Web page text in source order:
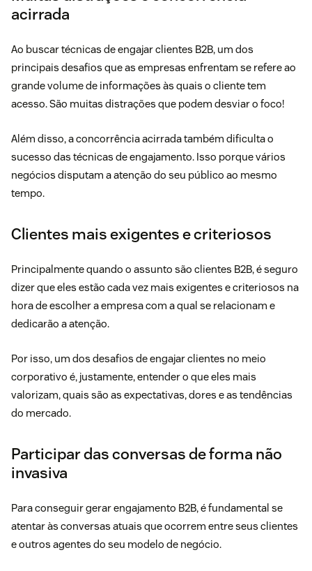
acirrada
Ao buscar técnicas de engajar clientes B2B, um dos
principais desafios que as empresas enfrentam se refere ao
grande volume de informações às quais o cliente tem
acesso. São muitas distrações que podem desviar o foco!
Além disso, a concorrência acirrada também dificulta o
sucesso das técnicas de engajamento. Isso porque vários
negócios disputam a atenção do seu público ao mesmo
tempo.
Clientes mais exigentes e criteriosos
Principalmente quando o assunto são clientes B2B, é seguro
dizer que eles estão cada vez mais exigentes e criteriosos na
hora de escolher a empresa com a qual se relacionam e
dedicarão a atenção.
Por isso, um dos desafios de engajar clientes no meio
corporativo é, justamente, entender o que eles mais
valorizam, quais são as expectativas, dores e as tendências
do mercado.
Participar das conversas de forma não
invasiva
Para conseguir gerar engajamento B2B, é fundamental se
atentar às conversas atuais que ocorrem entre seus clientes
e outros agentes do seu modelo de negócio.